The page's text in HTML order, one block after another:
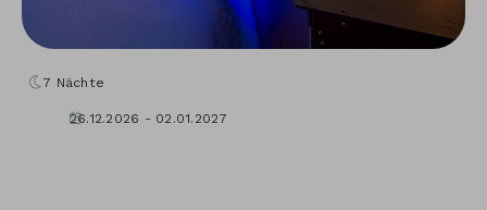
7 Nächte
26.12.2026 - 02.01.2027